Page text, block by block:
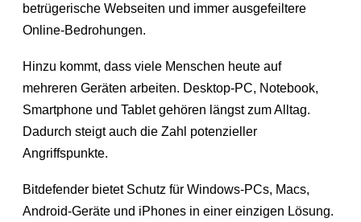
betrügerische Webseiten und immer ausgefeiltere
Online-Bedrohungen.
Hinzu kommt, dass viele Menschen heute auf
mehreren Geräten arbeiten. Desktop-PC, Notebook,
Smartphone und Tablet gehören längst zum Alltag.
Dadurch steigt auch die Zahl potenzieller
Angriffspunkte.
Bitdefender bietet Schutz für Windows-PCs, Macs,
Android-Geräte und iPhones in einer einzigen Lösung.